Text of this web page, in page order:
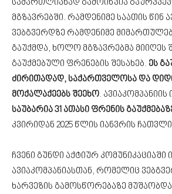
სამართლიანად გამოიწვია
მგზავრებში. რამდენიმე საათის წინ
ვებგვერდზე რამდენიმე
გაუქმდა, ხოლო მგზავრებმა მიიღეს
გაუქმებული ფრენების შესახებ. ეს
ძირითადად, საქართველოსა და
მოქალაქეებს შეეხო.
საუბარია 31 ათასი ფრენის
კვირიდან 2025 წლის იანვრის
ჩვენი გუნდი აქტიურ კომუნიკაციაში
ავიაკომპანიასთან, რომელიც
ხარვეზის გამოსწორებაზე